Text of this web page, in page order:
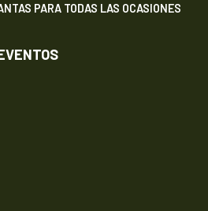
PARA TODAS LAS OCASIONES